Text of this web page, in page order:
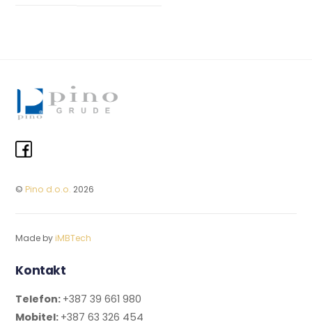
© Pino d.o.o. 2026
Made by iMBTech
Kontakt
Telefon: +387 39 661 980
Mobitel: +387 63 326 454